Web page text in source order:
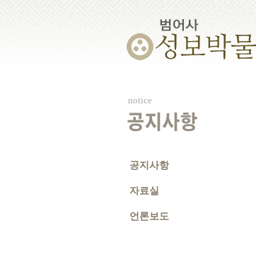
notice
공지사항
공지사항
자료실
언론보도